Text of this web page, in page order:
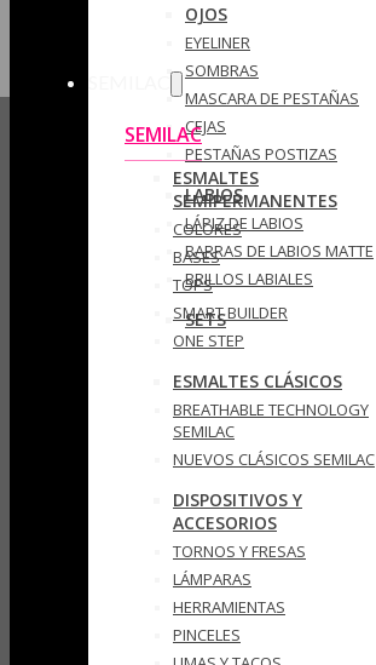
OJOS
EYELINER
SOMBRAS
MASCARA DE PESTAÑAS
CEJAS
PESTAÑAS POSTIZAS
LABIOS
LÁPIZ DE LABIOS
BARRAS DE LABIOS MATTE
BRILLOS LABIALES
SETS
SEMILAC
ESMALTES
SEMIPERMANENTES
COLORES
BASES
TOPS
SMART BUILDER
ONE STEP
ESMALTES CLÁSICOS
BREATHABLE TECHNOLOGY
SEMILAC
NUEVOS CLÁSICOS SEMILAC
DISPOSITIVOS Y
ACCESORIOS
TORNOS Y FRESAS
LÁMPARAS
HERRAMIENTAS
PINCELES